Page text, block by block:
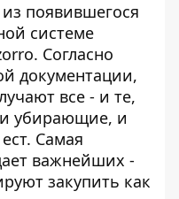
появившегося
системе
. Согласно
документации,
все - и те,
убирающие, и
Самая
важнейших -
закупить как